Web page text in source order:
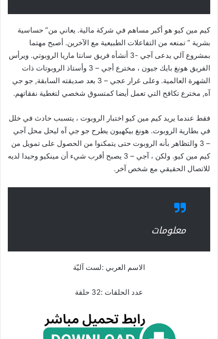
كيم مين كيو هو أكبر مساهم في شركة مالية. يعاني من” حساسية
بشرية ” تمنعه من التفاعلات الطبيعية مع الآخرين. أصبح مهتما
بمشروع آلي يدعى آجي -3 أنشأه فريق سانتا ماريا الروبوتي. ويرأس
الفريق هونغ بايك جيون ، مخترع أجي – 3 وأستاذ الروبوتات ذات
الشهرة العالمية. وعلى غرار عجي – 3 بعد صديقته السابقة, جو جي
آه, مخترع تكافح التي تعمل أيضا كمتسوق شخصي لتغطية نفقاتهم.
فقط عندما يريد كيم مين كيو اختبار الروبوت ، يتسبب حادث في خلل
في بطارية الروبوت. هونغ بيكهيون يطرح جو جي آه ليحل محل آجي
– 3 والتظاهر بأنه الروبوت حتى يتمكنوا من الحصول على تمويل من
كيم مين كيو. ولكن ، آجي – 3 يصبح أقرب شيء أن مينكيو وحيدا لديه
للاتصال الحقيقي مع شخص آخر.
معلومات
الاسم العربي :لست آليّة
عدد الحلقات :32 حلقة